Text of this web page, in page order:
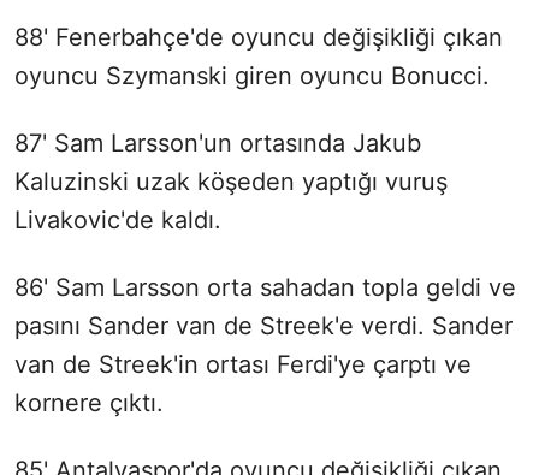
88' Fenerbahçe'de oyuncu değişikliği çıkan
oyuncu Szymanski giren oyuncu Bonucci.
87' Sam Larsson'un ortasında Jakub
Kaluzinski uzak köşeden yaptığı vuruş
Livakovic'de kaldı.
86' Sam Larsson orta sahadan topla geldi ve
pasını Sander van de Streek'e verdi. Sander
van de Streek'in ortası Ferdi'ye çarptı ve
kornere çıktı.